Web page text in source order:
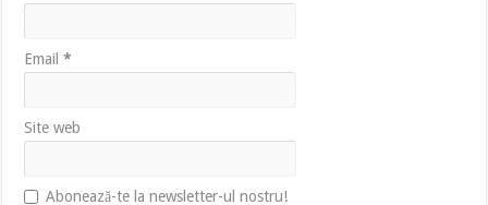
Email*
Site web
Abonează-te la newsletter-ul nostru!